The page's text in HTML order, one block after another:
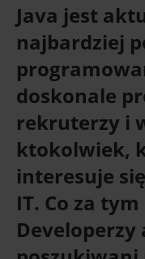
Java jest
najbardziej
doskonale
rekruterzy i
ktokolwiek,
interesuje
IT. Co za
Developerzy